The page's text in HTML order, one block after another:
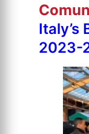
Italy’s
2023-